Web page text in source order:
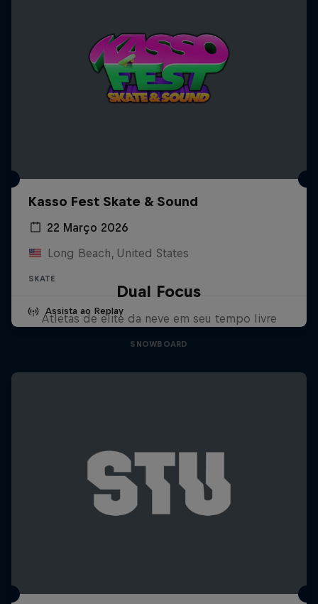
Kasso Fest Skate & Sound
22 Março 2026
Long Beach, United States
SKATE
Assista ao Replay
Dual Focus
Atletas de elite da neve em seu tempo livre
SNOWBOARD